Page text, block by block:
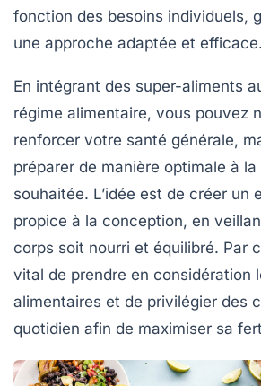
fonction des besoins individuels,
une approche adaptée et efficace.
En intégrant des super-aliments
régime alimentaire, vous pouvez
renforcer votre santé générale,
préparer de manière optimale à la
souhaitée. L’idée est de créer un
propice à la conception, en
corps soit nourri et équilibré. Par
vital de prendre en considération
alimentaires et de privilégier des
quotidien afin de maximiser sa